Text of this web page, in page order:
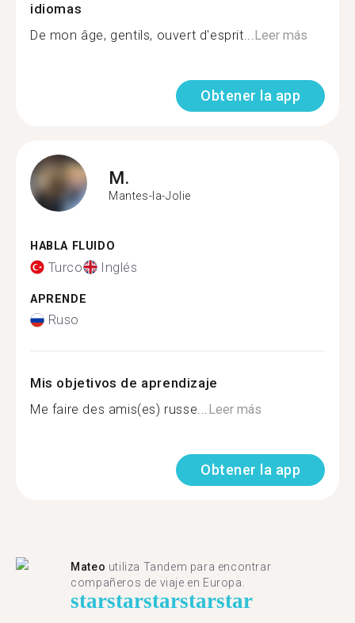
idiomas
De mon âge, gentils, ouvert d'esprit...Leer más
Obtener la app
M.
Mantes-la-Jolie
HABLA FLUIDO
Turco Inglés
APRENDE
Ruso
Mis objetivos de aprendizaje
Me faire des amis(es) russe...Leer más
Obtener la app
Mateo utiliza Tandem para encontrar
compañeros de viaje en Europa.
starstarstarstarstar